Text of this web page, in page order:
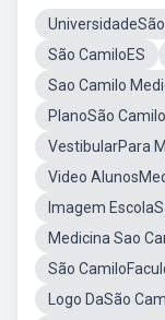
São CamiloES
Sao Camilo
PlanoSão Camilo
VestibularPara
Video
Imagem
Medicina Sao
São
Logo DaSão